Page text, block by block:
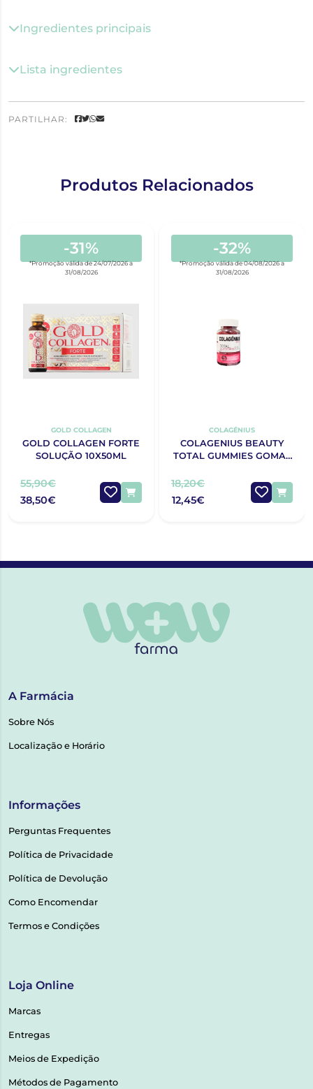
Ingredientes principais
Lista ingredientes
PARTILHAR:
Produtos Relacionados
-31%
*Promoção válida de 24/07/2026 a
31/08/2026
GOLD COLLAGEN
GOLD COLLAGEN FORTE
SOLUÇÃO 10X50ML
55,90€
38,50€
-32%
*Promoção válida de 04/08/2026 a
31/08/2026
COLAGÉNIUS
COLAGENIUS BEAUTY
TOTAL GUMMIES GOMAS
18,20€
12,45€
A Farmácia
Sobre Nós
Localização e Horário
Informações
Perguntas Frequentes
Política de Privacidade
Política de Devolução
Como Encomendar
Termos e Condições
Loja Online
Marcas
Entregas
Meios de Expedição
Métodos de Pagamento